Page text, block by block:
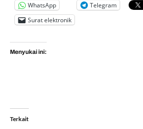
WhatsApp
Telegram
Surat elektronik
Menyukai ini:
Terkait